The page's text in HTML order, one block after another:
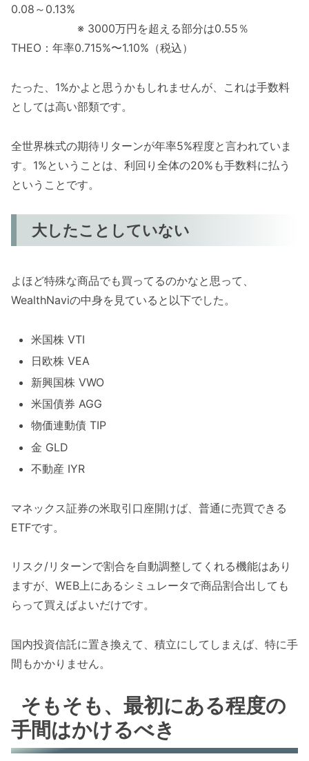
0.08～0.13%
※ 3000万円を超える部分は0.55％
THEO：年率0.715%〜1.10%（税込）
たった、1%かよと思うかもしれませんが、これは手数料
としては高い部類です。
全世界株式の期待リターンが年率5%程度と言われていま
す。1%ということは、利回り全体の20%も手数料に払う
ということです。
大したことしていない
よほど特殊な商品でも買ってるのかなと思って、
WealthNaviの中身を見ていると以下でした。
米国株 VTI
日欧株 VEA
新興国株 VWO
米国債券 AGG
物価連動債 TIP
金 GLD
不動産 IYR
マネックス証券の米取引口座開けば、普通に売買できる
ETFです。
リスク/リターンで割合を自動調整してくれる機能はあり
ますが、WEB上にあるシミュレータで商品割合出しても
らって買えばよいだけです。
国内投資信託に置き換えて、積立にしてしまえば、特に手
間もかかりません。
そもそも、最初にある程度の
手間はかけるべき